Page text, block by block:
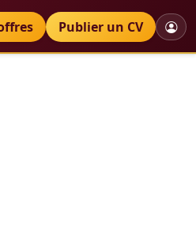
Petites annonces
Publier un CV